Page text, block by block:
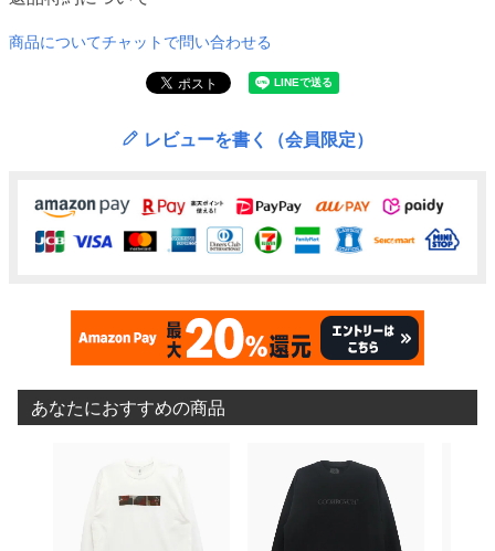
商品についてチャットで問い合わせる
レビューを書く（会員限定）
あなたにおすすめの商品